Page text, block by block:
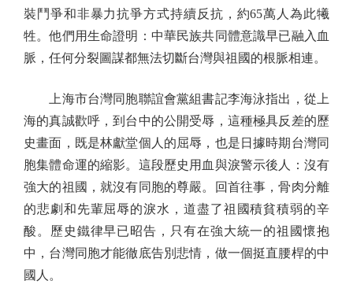
裝鬥爭和非暴力抗爭方式持續反抗，約65萬人為此犧
牲。他們用生命證明：中華民族共同體意識早已融入血
脈，任何分裂圖謀都無法切斷台灣與祖國的根脈相連。
上海市台灣同胞聯誼會黨組書記李海泳指出，從上
海的真誠歡呼，到台中的公開受辱，這種極具反差的歷
史畫面，既是林獻堂個人的屈辱，也是日據時期台灣同
胞集體命運的縮影。這段歷史用血與淚警示後人：沒有
強大的祖國，就沒有同胞的尊嚴。回首往事，骨肉分離
的悲劇和先輩屈辱的淚水，道盡了祖國積貧積弱的辛
酸。歷史鐵律早已昭告，只有在強大統一的祖國懷抱
中，台灣同胞才能徹底告別悲情，做一個挺直腰桿的中
國人。